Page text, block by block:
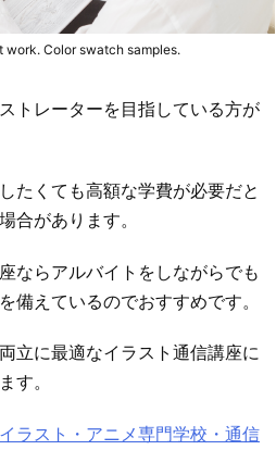
work. Color swatch samples.
トレーターを目指している方が
たくても高額な学費が必要だと
合があります。
ならアルバイトをしながらでも
備えているのでおすすめです。
立に最適なイラスト通信講座に
す。
ラスト・アニメ専門学校・通信